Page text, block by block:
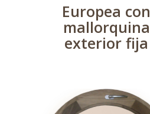
Europea con
mallorquina
exterior fija